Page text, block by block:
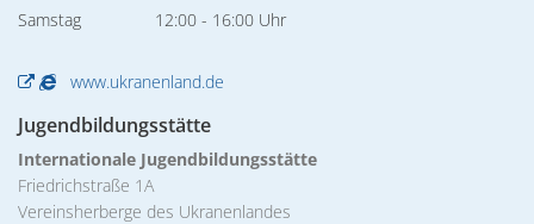
Von 12:00 bis 16:00 Uhr
Samstag 12:00 - 16:00 Uhr
www.ukranenland.de
Jugendbildungsstätte
Internationale Jugendbildungsstätte
Friedrichstraße 1A
Vereinsherberge des Ukranenlandes